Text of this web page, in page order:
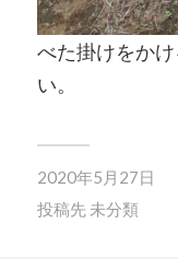
べた掛けをか
い。
2020年5月27日
投稿先 未分類